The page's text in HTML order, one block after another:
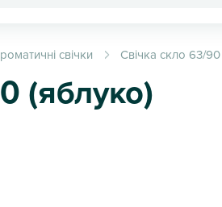
свічки Свічка скло 63/
(яблуко)